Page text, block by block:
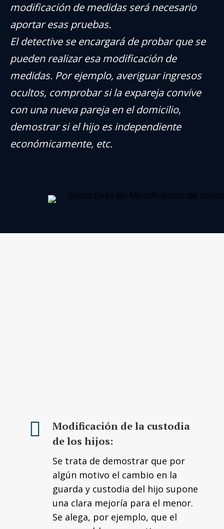
modificación de medidas será necesario
aportar esas pruebas.
El detective se encargará de probar que se
pueden realizar esa modificación de
medidas. Por ejemplo, averiguar ingresos
ocultos, comprobar si la expareja convive
con una nueva pareja en el domicilio,
demostrar si el hijo es independiente
económicamente, etc.
Modificación de la custodia
de los hijos:
Se trata de demostrar que por
algún motivo el cambio en la
guarda y custodia del hijo supone
una clara mejoría para el menor.
Se alega, por ejemplo, que el